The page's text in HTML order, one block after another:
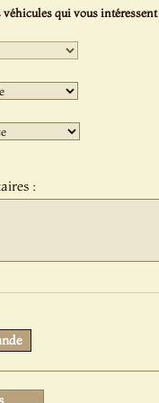
véhicules qui vous
: